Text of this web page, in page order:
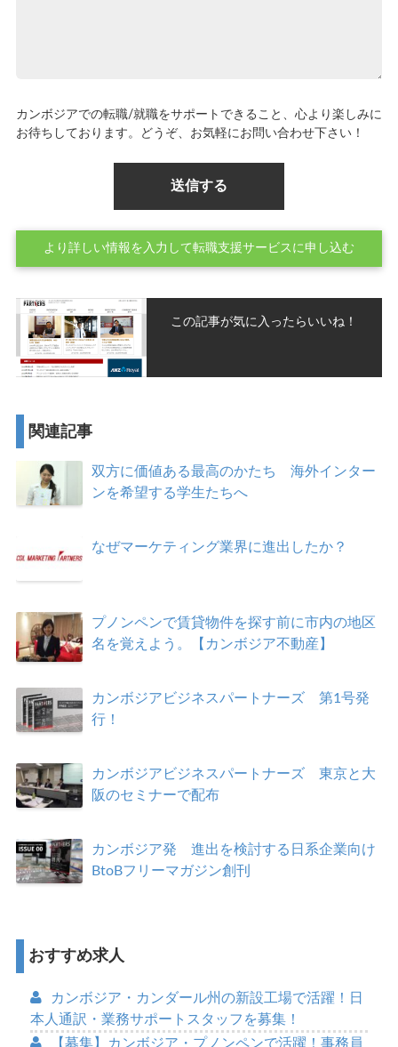
カンボジアでの転職/就職をサポートできること、心より楽しみに
お待ちしております。どうぞ、お気軽にお問い合わせ下さい！
より詳しい情報を入力して転職支援サービスに申し込む
この記事が気に入ったらいいね！
関連記事
双方に価値ある最高のかたち 海外インター
ンを希望する学生たちへ
なぜマーケティング業界に進出したか？
プノンペンで賃貸物件を探す前に市内の地区
名を覚えよう。【カンボジア不動産】
カンボジアビジネスパートナーズ 第1号発
行！
カンボジアビジネスパートナーズ 東京と大
阪のセミナーで配布
カンボジア発 進出を検討する日系企業向け
BtoBフリーマガジン創刊
おすすめ求人
カンボジア・カンダール州の新設工場で活躍！日
本人通訳・業務サポートスタッフを募集！
【募集】カンボジア・プノンペンで活躍！事務員